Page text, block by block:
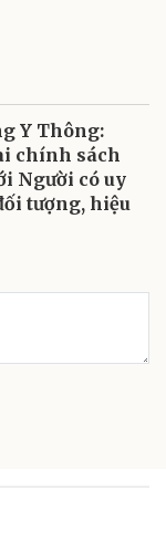
Y Thông:
chính sách
Người có uy
tượng, hiệu